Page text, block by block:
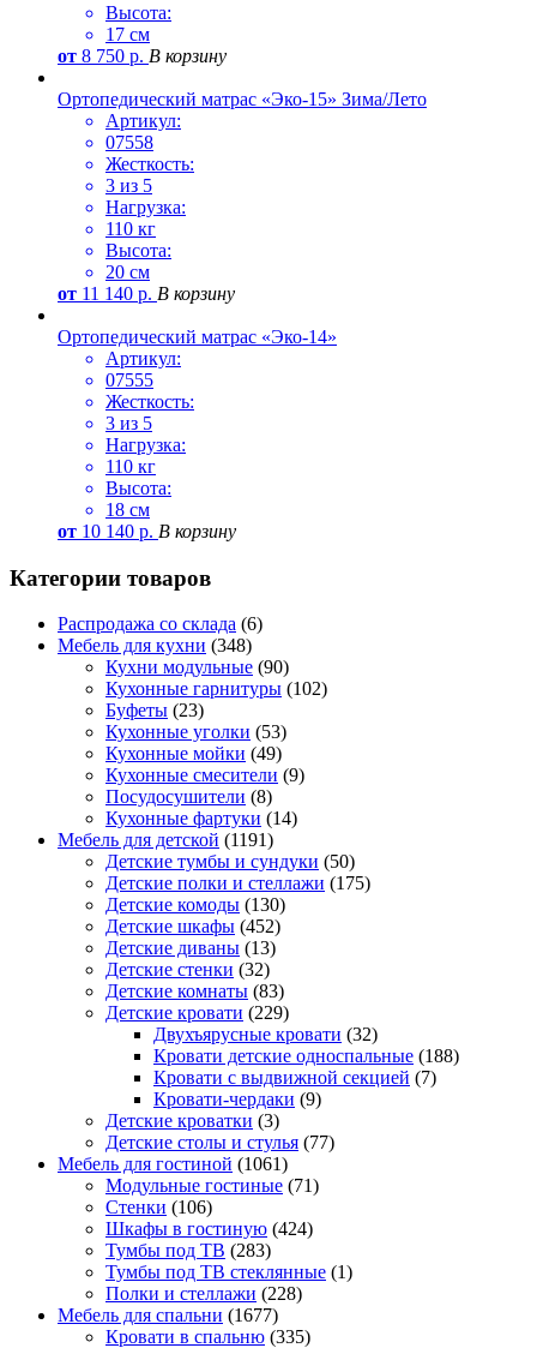
Высота:
17 см
от 8 750 р. В корзину
Ортопедический матрас «Эко-15» Зима/Лето
Артикул:
07558
Жесткость:
3 из 5
Нагрузка:
110 кг
Высота:
20 см
от 11 140 р. В корзину
Ортопедический матрас «Эко-14»
Артикул:
07555
Жесткость:
3 из 5
Нагрузка:
110 кг
Высота:
18 см
от 10 140 р. В корзину
Категории товаров
Распродажа со склада (6)
Мебель для кухни (348)
Кухни модульные (90)
Кухонные гарнитуры (102)
Буфеты (23)
Кухонные уголки (53)
Кухонные мойки (49)
Кухонные смесители (9)
Посудосушители (8)
Кухонные фартуки (14)
Мебель для детской (1191)
Детские тумбы и сундуки (50)
Детские полки и стеллажи (175)
Детские комоды (130)
Детские шкафы (452)
Детские диваны (13)
Детские стенки (32)
Детские комнаты (83)
Детские кровати (229)
Двухъярусные кровати (32)
Кровати детские односпальные (188)
Кровати с выдвижной секцией (7)
Кровати-чердаки (9)
Детские кроватки (3)
Детские столы и стулья (77)
Мебель для гостиной (1061)
Модульные гостиные (71)
Стенки (106)
Шкафы в гостиную (424)
Тумбы под ТВ (283)
Тумбы под ТВ стеклянные (1)
Полки и стеллажи (228)
Мебель для спальни (1677)
Кровати в спальню (335)